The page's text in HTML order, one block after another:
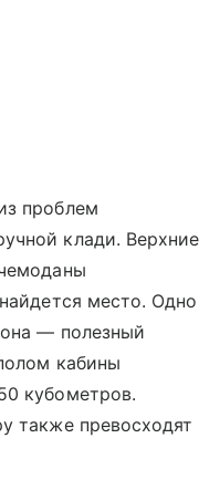
проблем
клади. Верхние
место. Одно
— полезный
кабины
кубометров.
также превосходят